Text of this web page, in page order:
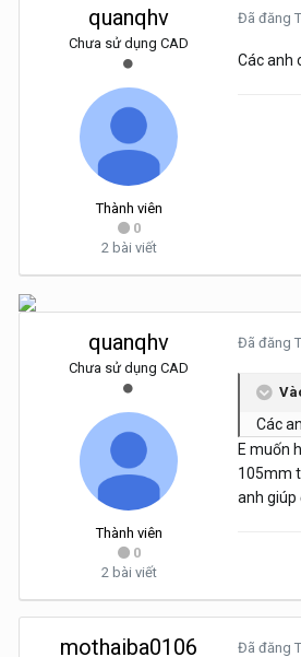
quanqhv
Chưa sử dụng CAD
Thành viên
0
2 bài viết
Đã đăng
Các anh
quanqhv
Chưa sử dụng CAD
Thành viên
0
2 bài viết
Đã đăng
Các
E muốn
105mm
anh giúp
mothaiba0106 Đã đăng